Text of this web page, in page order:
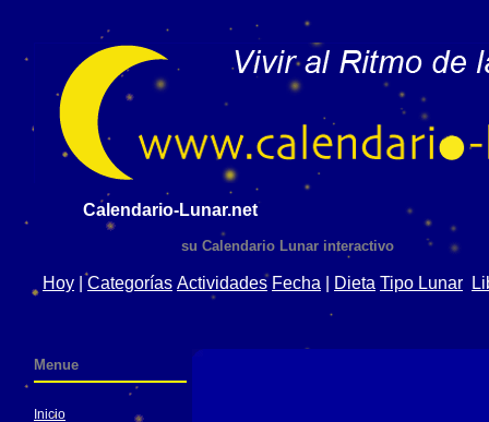
Calendario-Lunar.net
su Calendario Lunar interactivo
Hoy Categorías Actividades Fecha Dieta Tipo Lunar
Menue
Inicio